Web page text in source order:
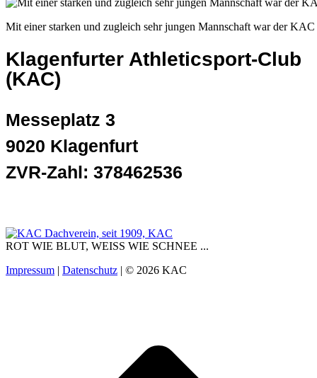
Mit einer starken und zugleich sehr jungen Mannschaft war der
Klagenfurter Athleticsport-Club
(KAC)
Messeplatz 3
9020 Klagenfurt
ZVR-Zahl: 378462536
ROT WIE BLUT, WEISS WIE SCHNEE ...
Impressum | Datenschutz | © 2026 KAC